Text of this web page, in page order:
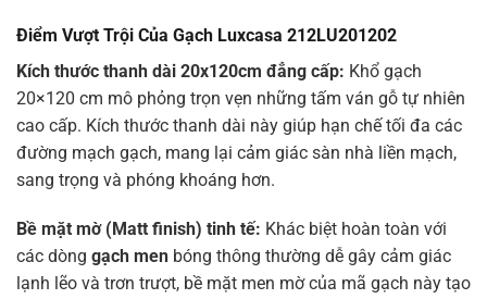
Điểm Vượt Trội Của Gạch Luxcasa 212LU201202
Kích thước thanh dài 20x120cm đẳng cấp: Khổ gạch
20×120 cm mô phỏng trọn vẹn những tấm ván gỗ tự nhiên
cao cấp. Kích thước thanh dài này giúp hạn chế tối đa các
đường mạch gạch, mang lại cảm giác sàn nhà liền mạch,
sang trọng và phóng khoáng hơn.
Bề mặt mờ (Matt finish) tinh tế: Khác biệt hoàn toàn với
các dòng gạch men bóng thông thường dễ gây cảm giác
lạnh lẽo và trơn trượt, bề mặt men mờ của mã gạch này tạo